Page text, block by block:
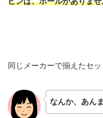
同じメーカーで揃えたセッ
なんか、あん